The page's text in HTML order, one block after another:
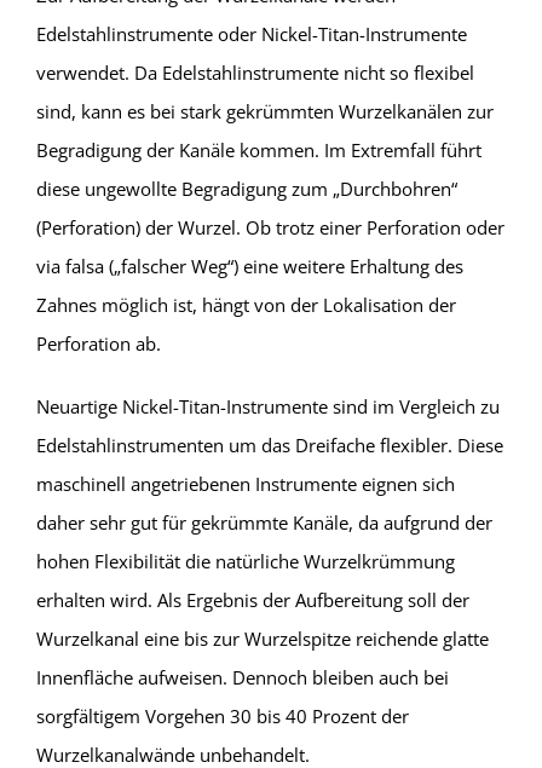
Edelstahlinstrumente oder Nickel-Titan-Instrumente
verwendet. Da Edelstahlinstrumente nicht so flexibel
sind, kann es bei stark gekrümmten Wurzelkanälen zur
Begradigung der Kanäle kommen. Im Extremfall führt
diese ungewollte Begradigung zum „Durchbohren“
(Perforation) der Wurzel. Ob trotz einer Perforation oder
via falsa („falscher Weg“) eine weitere Erhaltung des
Zahnes möglich ist, hängt von der Lokalisation der
Perforation ab.
Neuartige Nickel-Titan-Instrumente sind im Vergleich zu
Edelstahlinstrumenten um das Dreifache flexibler. Diese
maschinell angetriebenen Instrumente eignen sich
daher sehr gut für gekrümmte Kanäle, da aufgrund der
hohen Flexibilität die natürliche Wurzelkrümmung
erhalten wird. Als Ergebnis der Aufbereitung soll der
Wurzelkanal eine bis zur Wurzelspitze reichende glatte
Innenfläche aufweisen. Dennoch bleiben auch bei
sorgfältigem Vorgehen 30 bis 40 Prozent der
Wurzelkanalwände unbehandelt.